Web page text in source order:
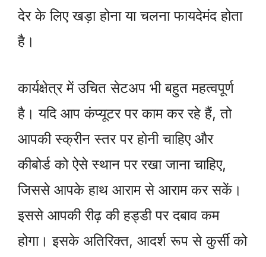
देर के लिए खड़ा होना या चलना फायदेमंद होता
है।
कार्यक्षेत्र में उचित सेटअप भी बहुत महत्वपूर्ण
है। यदि आप कंप्यूटर पर काम कर रहे हैं, तो
आपकी स्क्रीन स्तर पर होनी चाहिए और
कीबोर्ड को ऐसे स्थान पर रखा जाना चाहिए,
जिससे आपके हाथ आराम से आराम कर सकें।
इससे आपकी रीढ़ की हड्डी पर दबाव कम
होगा। इसके अतिरिक्त, आदर्श रूप से कुर्सी को